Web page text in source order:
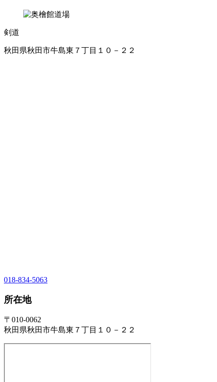
剣道
秋田県秋田市牛島東７丁目１０－２２
018-834-5063
所在地
〒010-0062
秋田県秋田市牛島東７丁目１０－２２